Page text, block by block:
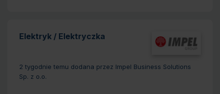
Elektryk / Elektryczka
2 tygodnie temu dodana przez Impel Business Solutions
Sp. z o.o.